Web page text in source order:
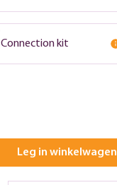
Connection kit
Leg in winkelwagen